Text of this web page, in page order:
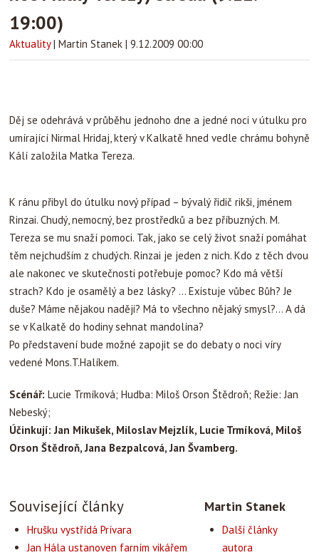
19:00)
Aktuality | Martin Stanek | 9.12.2009 00:00
Děj se odehrává v průběhu jednoho dne a jedné noci v útulku pro
umírající Nirmal Hridaj, který v Kalkatě hned vedle chrámu bohyně
Kálí založila Matka Tereza.
K ránu přibyl do útulku nový případ – bývalý řidič rikši, jménem
Rinzai. Chudý, nemocný, bez prostředků a bez příbuzných. M.
Tereza se mu snaží pomoci. Tak, jako se celý život snaží pomáhat
těm nejchudším z chudých. Rinzai je jeden z nich. Kdo z těch dvou
ale nakonec ve skutečnosti potřebuje pomoc? Kdo má větší
strach? Kdo je osamělý a bez lásky? … Existuje vůbec Bůh? Je
duše? Máme nějakou naději? Má to všechno nějaký smysl?… A dá
se v Kalkatě do hodiny sehnat mandolína?
Po představení bude možné zapojit se do debaty o noci víry
vedené Mons.T.Halíkem.
Scénář: Lucie Trmíková; Hudba: Miloš Orson Štědroň; Režie: Jan
Nebeský;
Účinkují: Jan Mikušek, Miloslav Mejzlík, Lucie Trmíková, Miloš
Orson Štědroň, Jana Bezpalcová, Jan Švamberg.
Související články
Hrušku vystřídá Prívara
Jan Hála ustanoven farním vikářem
Martin Stanek
Další články
autora